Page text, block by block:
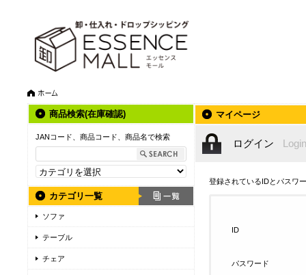
商品検索(在庫確認)
JANコード、商品コード、商品名で検索
カテゴリ一覧
ソファ
テーブル
チェア
マイページ
ログイン Login
登録されているIDとパスワ
ID
パスワード